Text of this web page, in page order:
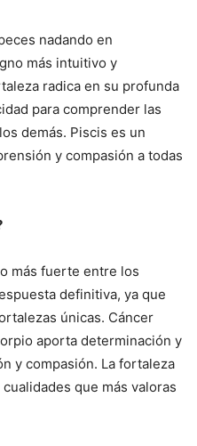
nadando en
más intuitivo y
radica en su profunda
para comprender las
demás. Piscis es un
y compasión a todas
más fuerte entre los
definitiva, ya que
únicas. Cáncer
aporta determinación y
y compasión. La fortaleza
que más valoras